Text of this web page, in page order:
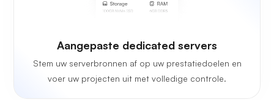
Aangepaste dedicated servers
Stem uw serverbronnen af op uw prestatiedoelen en
voer uw projecten uit met volledige controle.